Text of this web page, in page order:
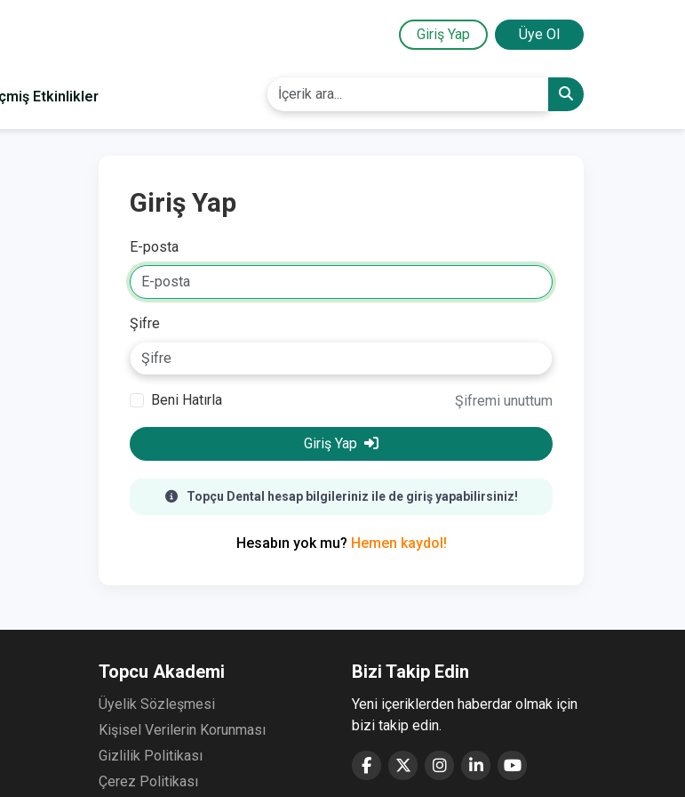
Giriş Yap Üye Ol
Etkinlikler
Giriş Yap
E-posta
Şifre
Beni Hatırla Şifremi unuttum
Giriş Yap
Topçu Dental hesap bilgileriniz ile de giriş yapabilirsiniz!
Hesabın yok mu? Hemen kaydol!
Topcu Akademi
Üyelik Sözleşmesi
Kişisel Verilerin Korunması
Gizlilik Politikası
Çerez Politikası
Bizi Takip Edin
Yeni içeriklerden haberdar olmak için
bizi takip edin.